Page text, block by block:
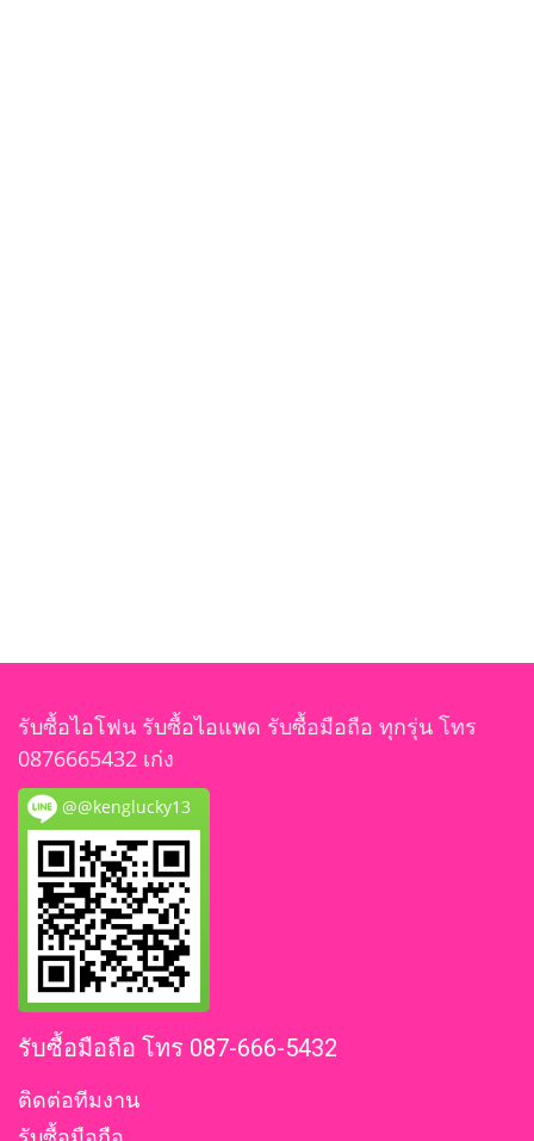
รับซื้อไอโฟน รับซื้อไอแพด รับซื้อมือถือ ทุกรุ่น โทร
0876665432 เก่ง
@@kenglucky13
รับซื้อมือถือ โทร 087-666-5432
ติดต่อทีมงาน